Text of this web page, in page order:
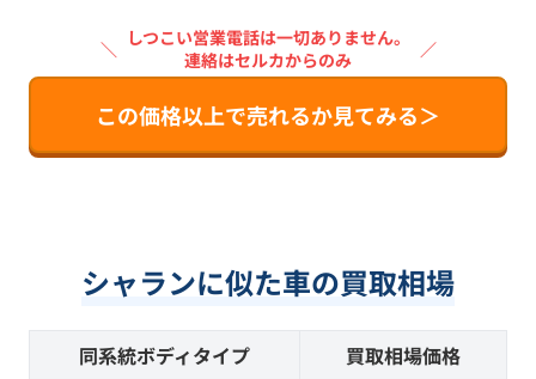
＼ しつこい営業電話は一切ありません。
連絡はセルカからのみ
／
この価格以上で売れるか見てみる＞
シャランに似た車の買取相場
同系統ボディタイプ 買取相場価格